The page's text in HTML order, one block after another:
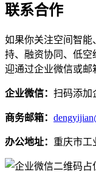
联系合作
如果你关注空间智能
持、融资协同、低空
迎通过企业微信或邮
企业微信： 扫码添加
商务邮箱：
办公地址： 重庆市工